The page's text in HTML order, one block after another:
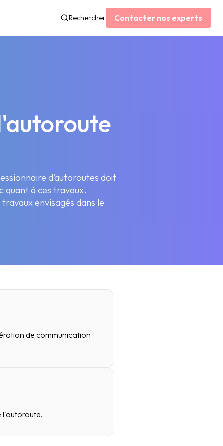
Rechercher Contacter nos experts
d’autoroutes doit
quant à ces travaux.
envisagés dans le
de communication
l'autoroute.